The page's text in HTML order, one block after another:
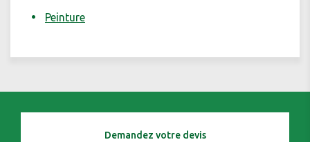
Peinture
Demandez votre devis